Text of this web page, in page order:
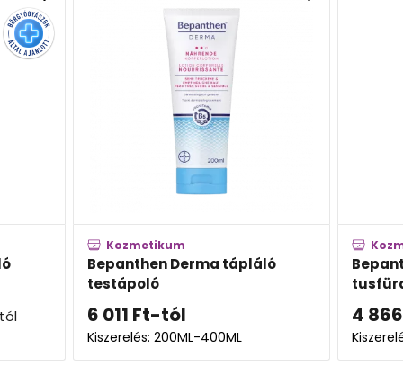
Kozmetikum
Bepanthen Derma tápláló
testápoló
6 011Ft-tól
Kiszerelés: 200ML-400ML
4 866